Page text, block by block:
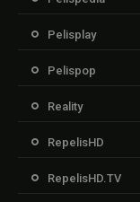
Pelisplay
Pelispop
Reality
RepelisHD
RepelisHD.TV